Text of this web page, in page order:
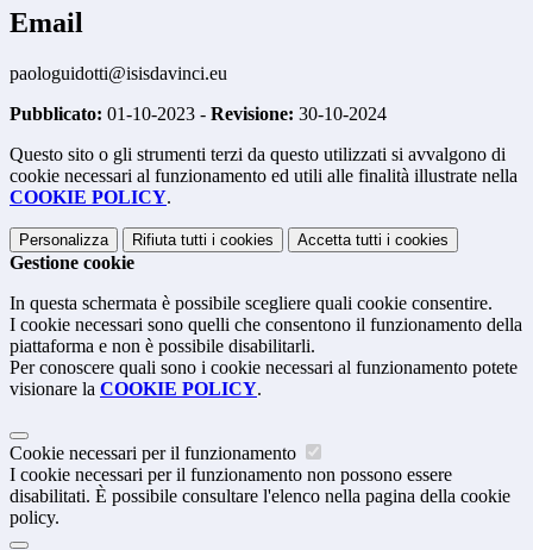
Email
paologuidotti@isisdavinci.eu
Pubblicato: 01-10-2023 - Revisione: 30-10-2024
Questo sito o gli strumenti terzi da questo utilizzati si avvalgono di
cookie necessari al funzionamento ed utili alle finalità illustrate nella
COOKIE POLICY.
Personalizza Rifiuta tutti i cookies Accetta tutti i cookies
Gestione cookie
In questa schermata è possibile scegliere quali cookie consentire.
I cookie necessari sono quelli che consentono il funzionamento della
piattaforma e non è possibile disabilitarli.
Per conoscere quali sono i cookie necessari al funzionamento potete
visionare la COOKIE POLICY.
Cookie necessari per il funzionamento
I cookie necessari per il funzionamento non possono essere
disabilitati. È possibile consultare l'elenco nella pagina della cookie
policy.